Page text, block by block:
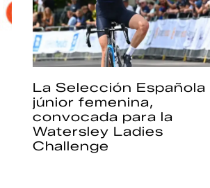
La Selección Española
júnior femenina,
convocada para la
Watersley Ladies
Challenge